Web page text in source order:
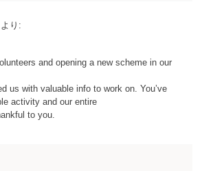
より:
and opening a new scheme in our
us with valuable info to work on. You’ve
activity and our entire
to you.